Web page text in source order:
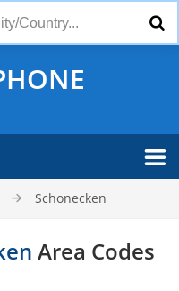
Schonecken
Area Codes